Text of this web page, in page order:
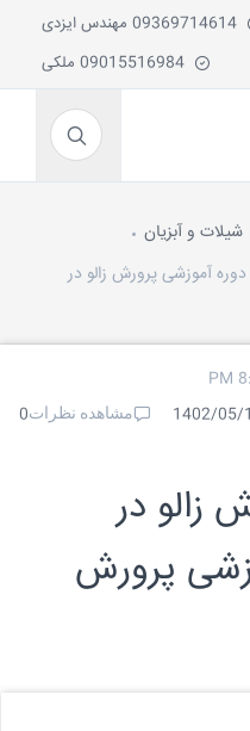
شیلات و آبزیان
آموزشی پرورش زالو در
1402/05/
مشاهده نظرات0
زالو در
پرورش